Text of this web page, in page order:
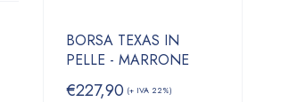
BORSA TEXAS IN
PELLE - MARRONE
€227,90 (+ IVA 22%)